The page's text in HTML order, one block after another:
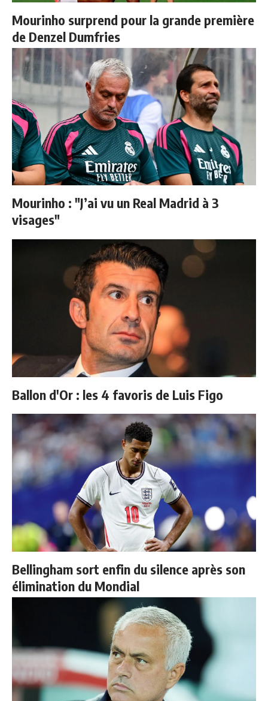
Mourinho surprend pour la grande première
de Denzel Dumfries
Mourinho : "J’ai vu un Real Madrid à 3
visages"
Ballon d'Or : les 4 favoris de Luis Figo
Bellingham sort enfin du silence après son
élimination du Mondial